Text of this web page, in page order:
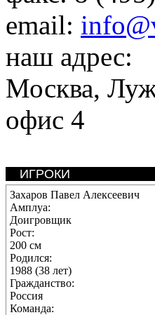
email:
наш адрес:
Москва,
офис 4
ИГРОКИ
Захаров Павел Алексеевич
Амплуа:
Доигровщик
Рост:
200 см
Родился:
1988 (38 лет)
Гражданство:
Россия
Команда: